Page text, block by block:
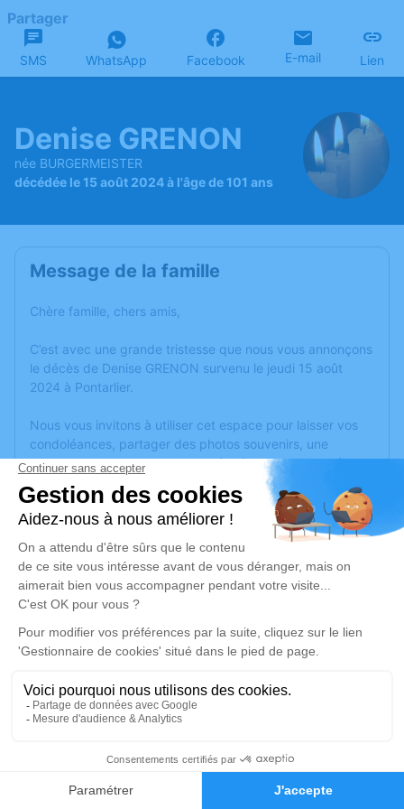
Faire-part Hommages
Partager
SMS WhatsApp Facebook E-mail Lien
Denise GRENON
née BURGERMEISTER
décédée le 15 août 2024 à l'âge de 101 ans
Message de la famille
Chère famille, chers amis,
C’est avec une grande tristesse que nous vous annonçons
le décès de Denise GRENON survenu le jeudi 15 août
2024 à Pontarlier.
Nous vous invitons à utiliser cet espace pour laisser vos
condoléances, partager des photos souvenirs, une
anecdote ou exprimer vos pensées à travers des poèmes
ou des textes. Cet endroit est un lieu d'expression dédié à
honorer la mémoire de Denise GRENON.
Un service de plantation d’arbre hommage estdisponible
lundi 19 août 2024 à 14h30
Église Saint Bénigne de Pontarlier
6 rue Tissot